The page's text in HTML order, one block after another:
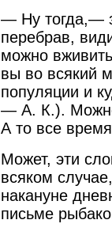
— Ну тогда,—
перебрав,
можно
вы во всякий
популяции и
— А. К.). Можно
А то все
Может, эти
всяком
накануне
письме